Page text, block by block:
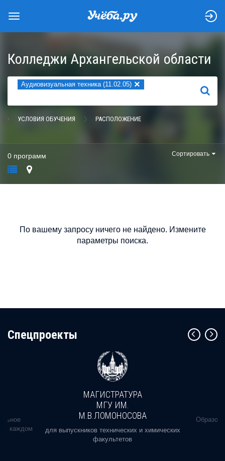
Колледжи Архангельской области
Аудиовизуальная техника (11.02.05) ×
НАЙТИ
УСЛОВИЯ ОБУЧЕНИЯ РАСПОЛОЖЕНИЕ
0 программ Сортировать
По вашему запросу ничего не найдено. Измените
параметры поиска.
Cпецпроекты
в каждом
МАГИСТРАТУРА
МГУ ИМ.
М.В.ЛОМОНОСОВА
для выпускников технических и химических
факультетов